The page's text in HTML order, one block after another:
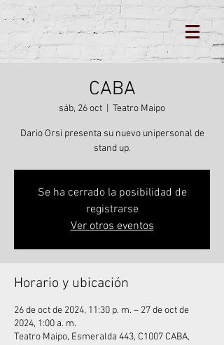
CABA
sáb, 26 oct Teatro Maipo
Dario Orsi presenta su nuevo unipersonal de
stand up.
Se ha cerrado la posibilidad de
registrarse
Ver otros eventos
Horario y ubicación
26 de oct de 2024, 11:30 p. m. – 27 de oct de
2024, 1:00 a. m.
Teatro Maipo, Esmeralda 443, C1007 CABA,